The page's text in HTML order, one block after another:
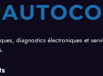
diagnostics électroniques et